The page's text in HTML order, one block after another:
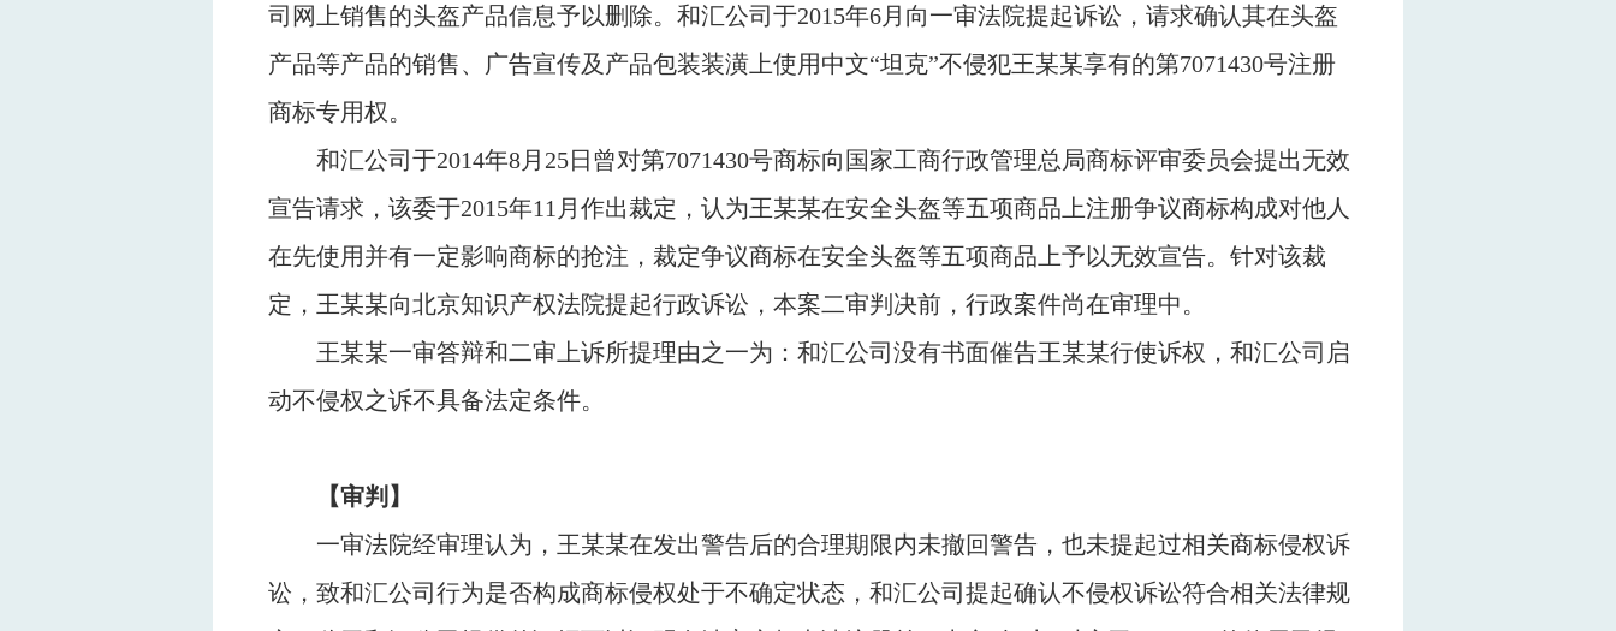
司网上销售的头盔产品信息予以删除。和汇公司于2015年6月向一审法院提起诉讼，请求确认其在头盔
产品等产品的销售、广告宣传及产品包装装潢上使用中文“坦克”不侵犯王某某享有的第7071430号注册
商标专用权。
和汇公司于2014年8月 25日曾对第7071430号商标向国家工商行政管理总局商标评审委员会提出无效
宣告请求，该委于2015年11 月作出裁定，认为王某某在安全头盔等五项商品上注册争议商标构成对他人
在先使用并有一定影响商标的抢注，裁定争议商标在安全头盔等五项商品上予以无效宣告。针对该裁
定，王某某向北京知识产权法院提起行政诉讼，本案二审判决前，行政案件尚在审理中。
王某某一审答辩和二审上诉所提理由之一为：和汇公司没有书面催告王某某行使诉权，和汇公司启
动不侵权之诉不具备法定条件。
【审判】
一审法院经审理认为，王某某在发出警告后的合理期限内未撤回警告，也未提起过相关商标侵权诉
讼，致和汇公司行为是否构成商标侵权处于不确定状态，和汇公司提起确认不侵权诉讼符合相关法律规